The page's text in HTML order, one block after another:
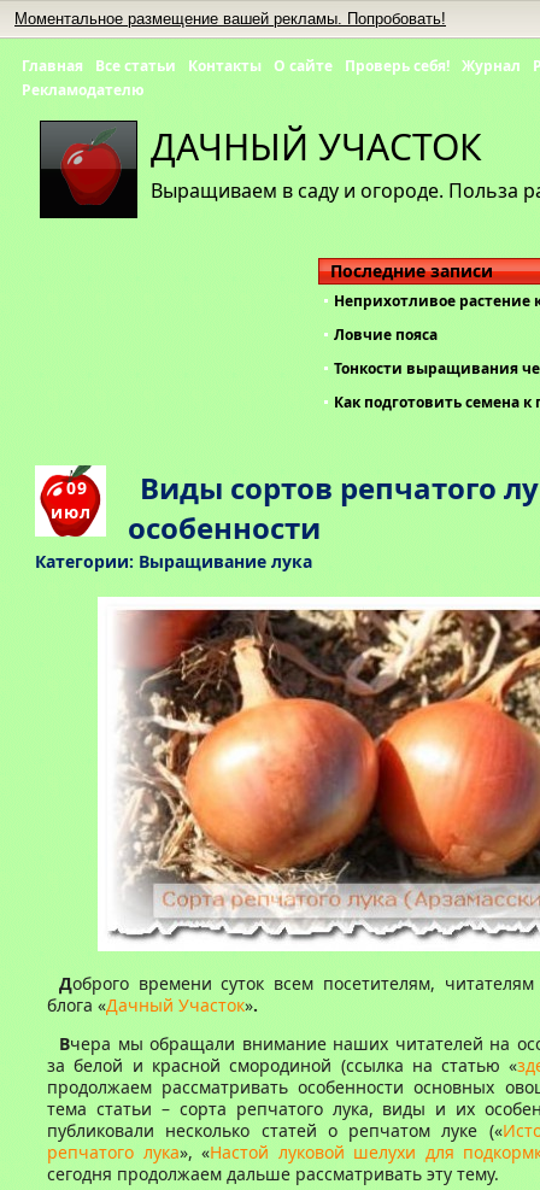
ДАЧНЫЙ УЧАСТОК
Выращиваем в саду и огороде. Польза
Главная Все статьи Контакты О сайте Проверь себя! Журнал
Рекламодателю
Последние записи
Неприхотливое растение
Ловчие пояса
Тонкости выращивания
Как подготовить семена к
09
июл
Виды сортов репчатого
особенности
Категории: Выращивание лука
Доброго времени суток всем посетителям,
блога «Дачный Участок».
Вчера мы обращали внимание наших читателей на
за белой и красной смородиной (ссылка на статью «
продолжаем рассматривать особенности основных
тема статьи – сорта репчатого лука, виды и их
публиковали несколько статей о репчатом луке («
репчатого лука», «Настой луковой шелухи для
сегодня продолжаем дальше рассматривать эту тему.
Моментальное размещение вашей рекламы. Попробовать!